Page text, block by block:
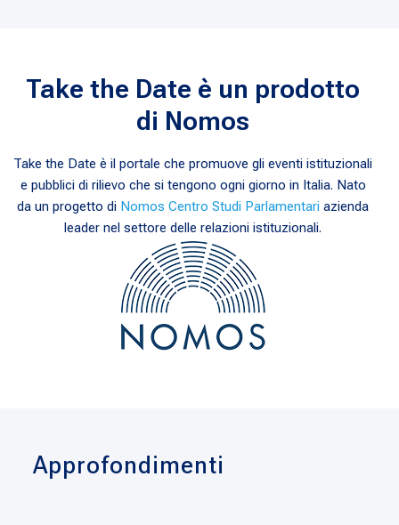
Take the Date è un prodotto
di Nomos
Take the Date è il portale che promuove gli eventi istituzionali
e pubblici di rilievo che si tengono ogni giorno in Italia. Nato
da un progetto di Nomos Centro Studi Parlamentari azienda
leader nel settore delle relazioni istituzionali.
Approfondimenti